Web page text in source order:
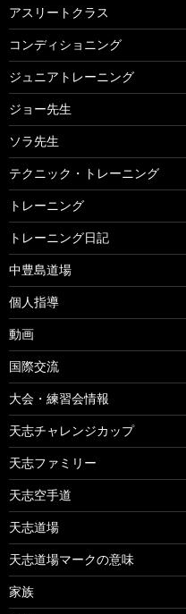
アスリートクラス
コンディショニング
ジュニアトレーニング
ジョー先生
ソラ先生
テクニック・トレーニング
トレーニング
トレーニング日記
中豊島道場
個人指導
動画
国際交流
大会・練習会情報
天志チャレンジカップ
天志ファミリー
天志空手道
天志道場
天志道場マークの意味
家族